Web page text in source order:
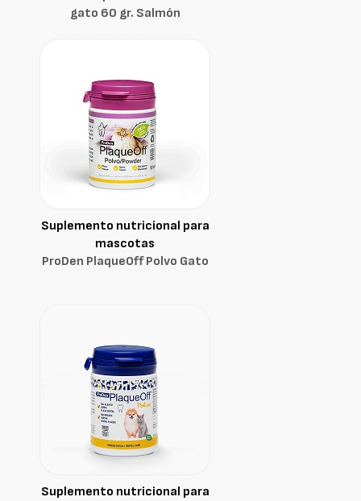
gato 60 gr. Salmón
Suplemento nutricional para
mascotas
ProDen PlaqueOff Polvo Gato
Suplemento nutricional para